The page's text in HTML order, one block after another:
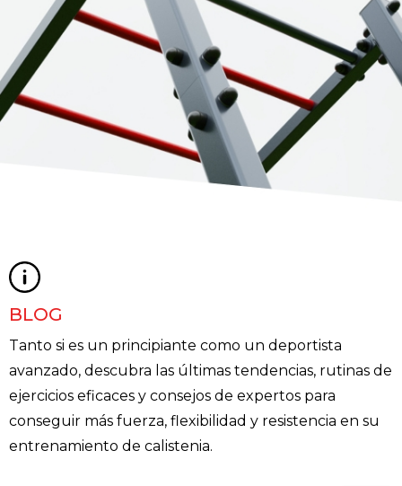
BLOG
Tanto si es un principiante como un deportista
avanzado, descubra las últimas tendencias, rutinas de
ejercicios eficaces y consejos de expertos para
conseguir más fuerza, flexibilidad y resistencia en su
entrenamiento de calistenia.